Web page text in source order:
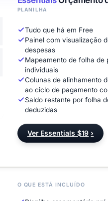
O QUE ESTÁ INCLUÍDO
PLANILHA
Tudo que há em Free
Painel com visualização
despesas
Mapeamento de folha de
individuais
Colunas de alinhamento
ao ciclo de pagamento
Saldo restante por folha
deduzidas
Ver Essentials $19 ›